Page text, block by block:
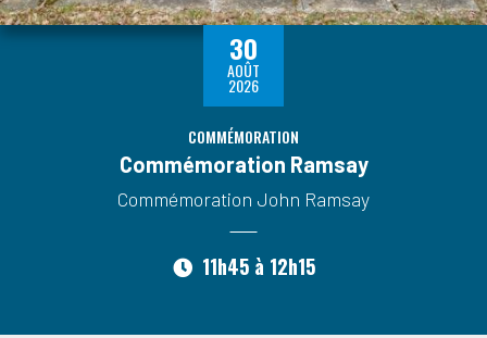
30
AOÛT
2026
COMMÉMORATION
Commémoration Ramsay
Commémoration John Ramsay
11h45 à 12h15